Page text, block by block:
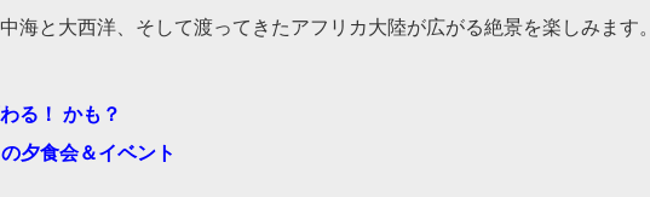
海と大西洋、そして渡ってきたアフリカ大陸が広がる絶景を楽しみます。
る！ かも？
夕食会＆イベント